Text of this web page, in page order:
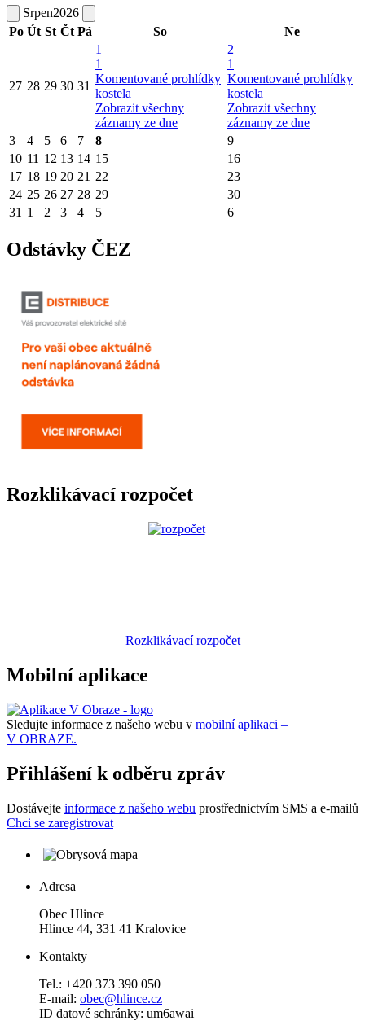
Srpen2026
Po Út St Čt Pá So Ne
27 28 29 30 31
1
1
Komentované prohlídky
kostela
Zobrazit všechny
záznamy ze dne
2
1
Komentované prohlídky
kostela
Zobrazit všechny
záznamy ze dne
3
4 5 6 7 8
9
10 11 12 13 14 15
16
17 18 19 20 21 22
23
24 25 26 27 28 29
30
31 1 2 3 4 5 6
Odstávky ČEZ
Rozklikávací rozpočet
Rozklikávací rozpočet
Mobilní aplikace
Sledujte informace z našeho webu v mobilní aplikaci –
V OBRAZE.
Přihlášení k odběru zpráv
Dostávejte informace z našeho webu prostřednictvím SMS a e-mailů
Chci se zaregistrovat
Adresa
Obec Hlince
Hlince 44, 331 41 Kralovice
Kontakty
Tel.: +420 373 390 050
E-mail: obec@hlince.cz
ID datové schránky: um6awai